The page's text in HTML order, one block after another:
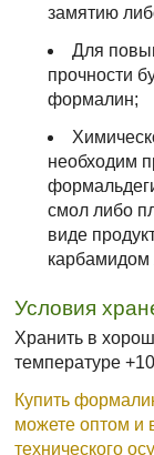
замятию
Для
прочности
формалин;
необходим
смол либо
виде
Условия
Хранить в
температуре
Купить
можете оптом и
технического